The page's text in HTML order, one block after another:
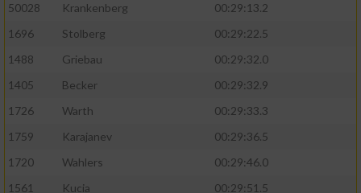
50028
Krankenberg
00:29:13.2
1696
Stolberg
00:29:22.5
1488
Griebau
00:29:32.0
1405
Becker
00:29:32.9
1726
Warth
00:29:33.3
1759
Karajanev
00:29:36.5
1720
Wahlers
00:29:46.0
1561
Kucia
00:29:51.5